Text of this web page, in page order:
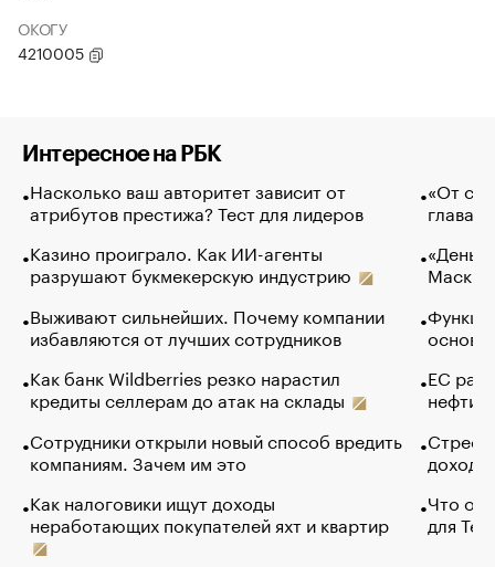
ОКОГУ
4210005
Интересное на РБК
Насколько ваш авторитет зависит от
атрибутов престижа? Тест для лидеров
Казино проиграло. Как ИИ-агенты
разрушают букмекерскую индустрию
Выживают сильнейших. Почему компании
избавляются от лучших сотрудников
Как банк Wildberries резко нарастил
кредиты селлерам до атак на склады
Сотрудники открыли новый способ вредить
компаниям. Зачем им это
Как налоговики ищут доходы
неработающих покупателей яхт и квартир
«От
глава
Маск в
основ
ЕС
нефти
Что
для